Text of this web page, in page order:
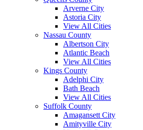
Arverne City
Astoria City
View All Cities
Nassau County
Albertson City
Atlantic Beach
View All Cities
Kings County
Adelphi City
Bath Beach
View All Cities
Suffolk County
Amagansett City
Amityville City